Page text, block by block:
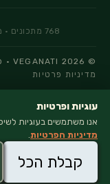
© 2026 VEGANATI · כל הזכויות שמורות
מדיניות פרטיות
עוגיות ופרטיות
אנו משתמשים בעוגיות
מדיניות הפרטיות.
קבלת הכל
בלוג בישול טבעוני טעים